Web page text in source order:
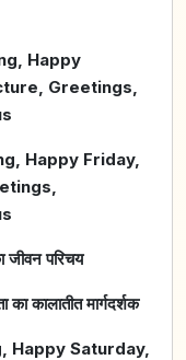
Happy
Greetings,
Happy Friday,
जीवन परिचय
कालातीत मार्गदर्शक
Happy Saturday,